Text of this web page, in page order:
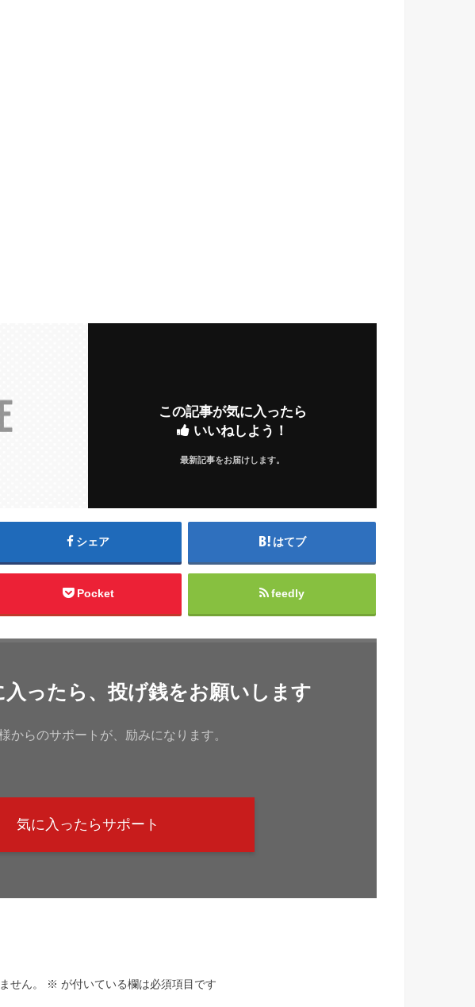
この記事が気に入ったら
いいねしよう！
最新記事をお届けします。
シェア はてブ
Pocket feedly
入ったら、投げ銭をお願いします
らのサポートが、励みになります。
気に入ったらサポート
せん。 ※ が付いている欄は必須項目です